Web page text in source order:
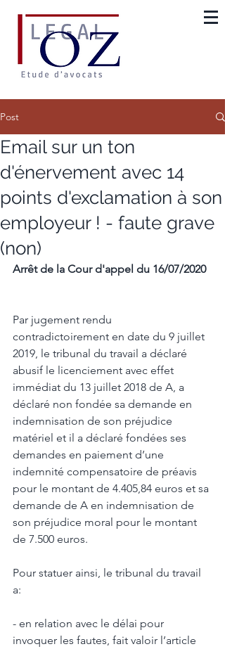
Post
Email sur un ton
d'énervement avec 14
points d'exclamation à son
employeur ! - faute grave
(non)
Arrêt de la Cour d'appel du 16/07/2020
Par jugement rendu
contradictoirement en date du 9 juillet
2019, le tribunal du travail a déclaré
abusif le licenciement avec effet
immédiat du 13 juillet 2018 de A, a
déclaré non fondée sa demande en
indemnisation de son préjudice
matériel et il a déclaré fondées ses
demandes en paiement d’une
indemnité compensatoire de préavis
pour le montant de 4.405,84 euros et sa
demande de A en indemnisation de
son préjudice moral pour le montant
de 7.500 euros.
Pour statuer ainsi, le tribunal du travail
a:
- en relation avec le délai pour
invoquer les fautes, fait valoir l’article